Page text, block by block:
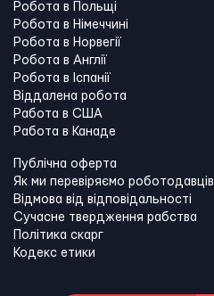
Робота в Польщі
Робота в Німеччині
Робота в Норвегії
Робота в Англії
Робота в Іспанії
Віддалена робота
Работа в США
Работа в Канадe
Публічна оферта
Як ми перевіряємо роботодавців
Відмова від відповідальності
Сучасне твердження рабства
Політика скарг
Кодекс етики